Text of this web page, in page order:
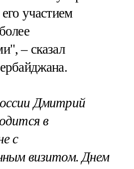
участием
– сказал
Дмитрий
в
с
визитом. Днем